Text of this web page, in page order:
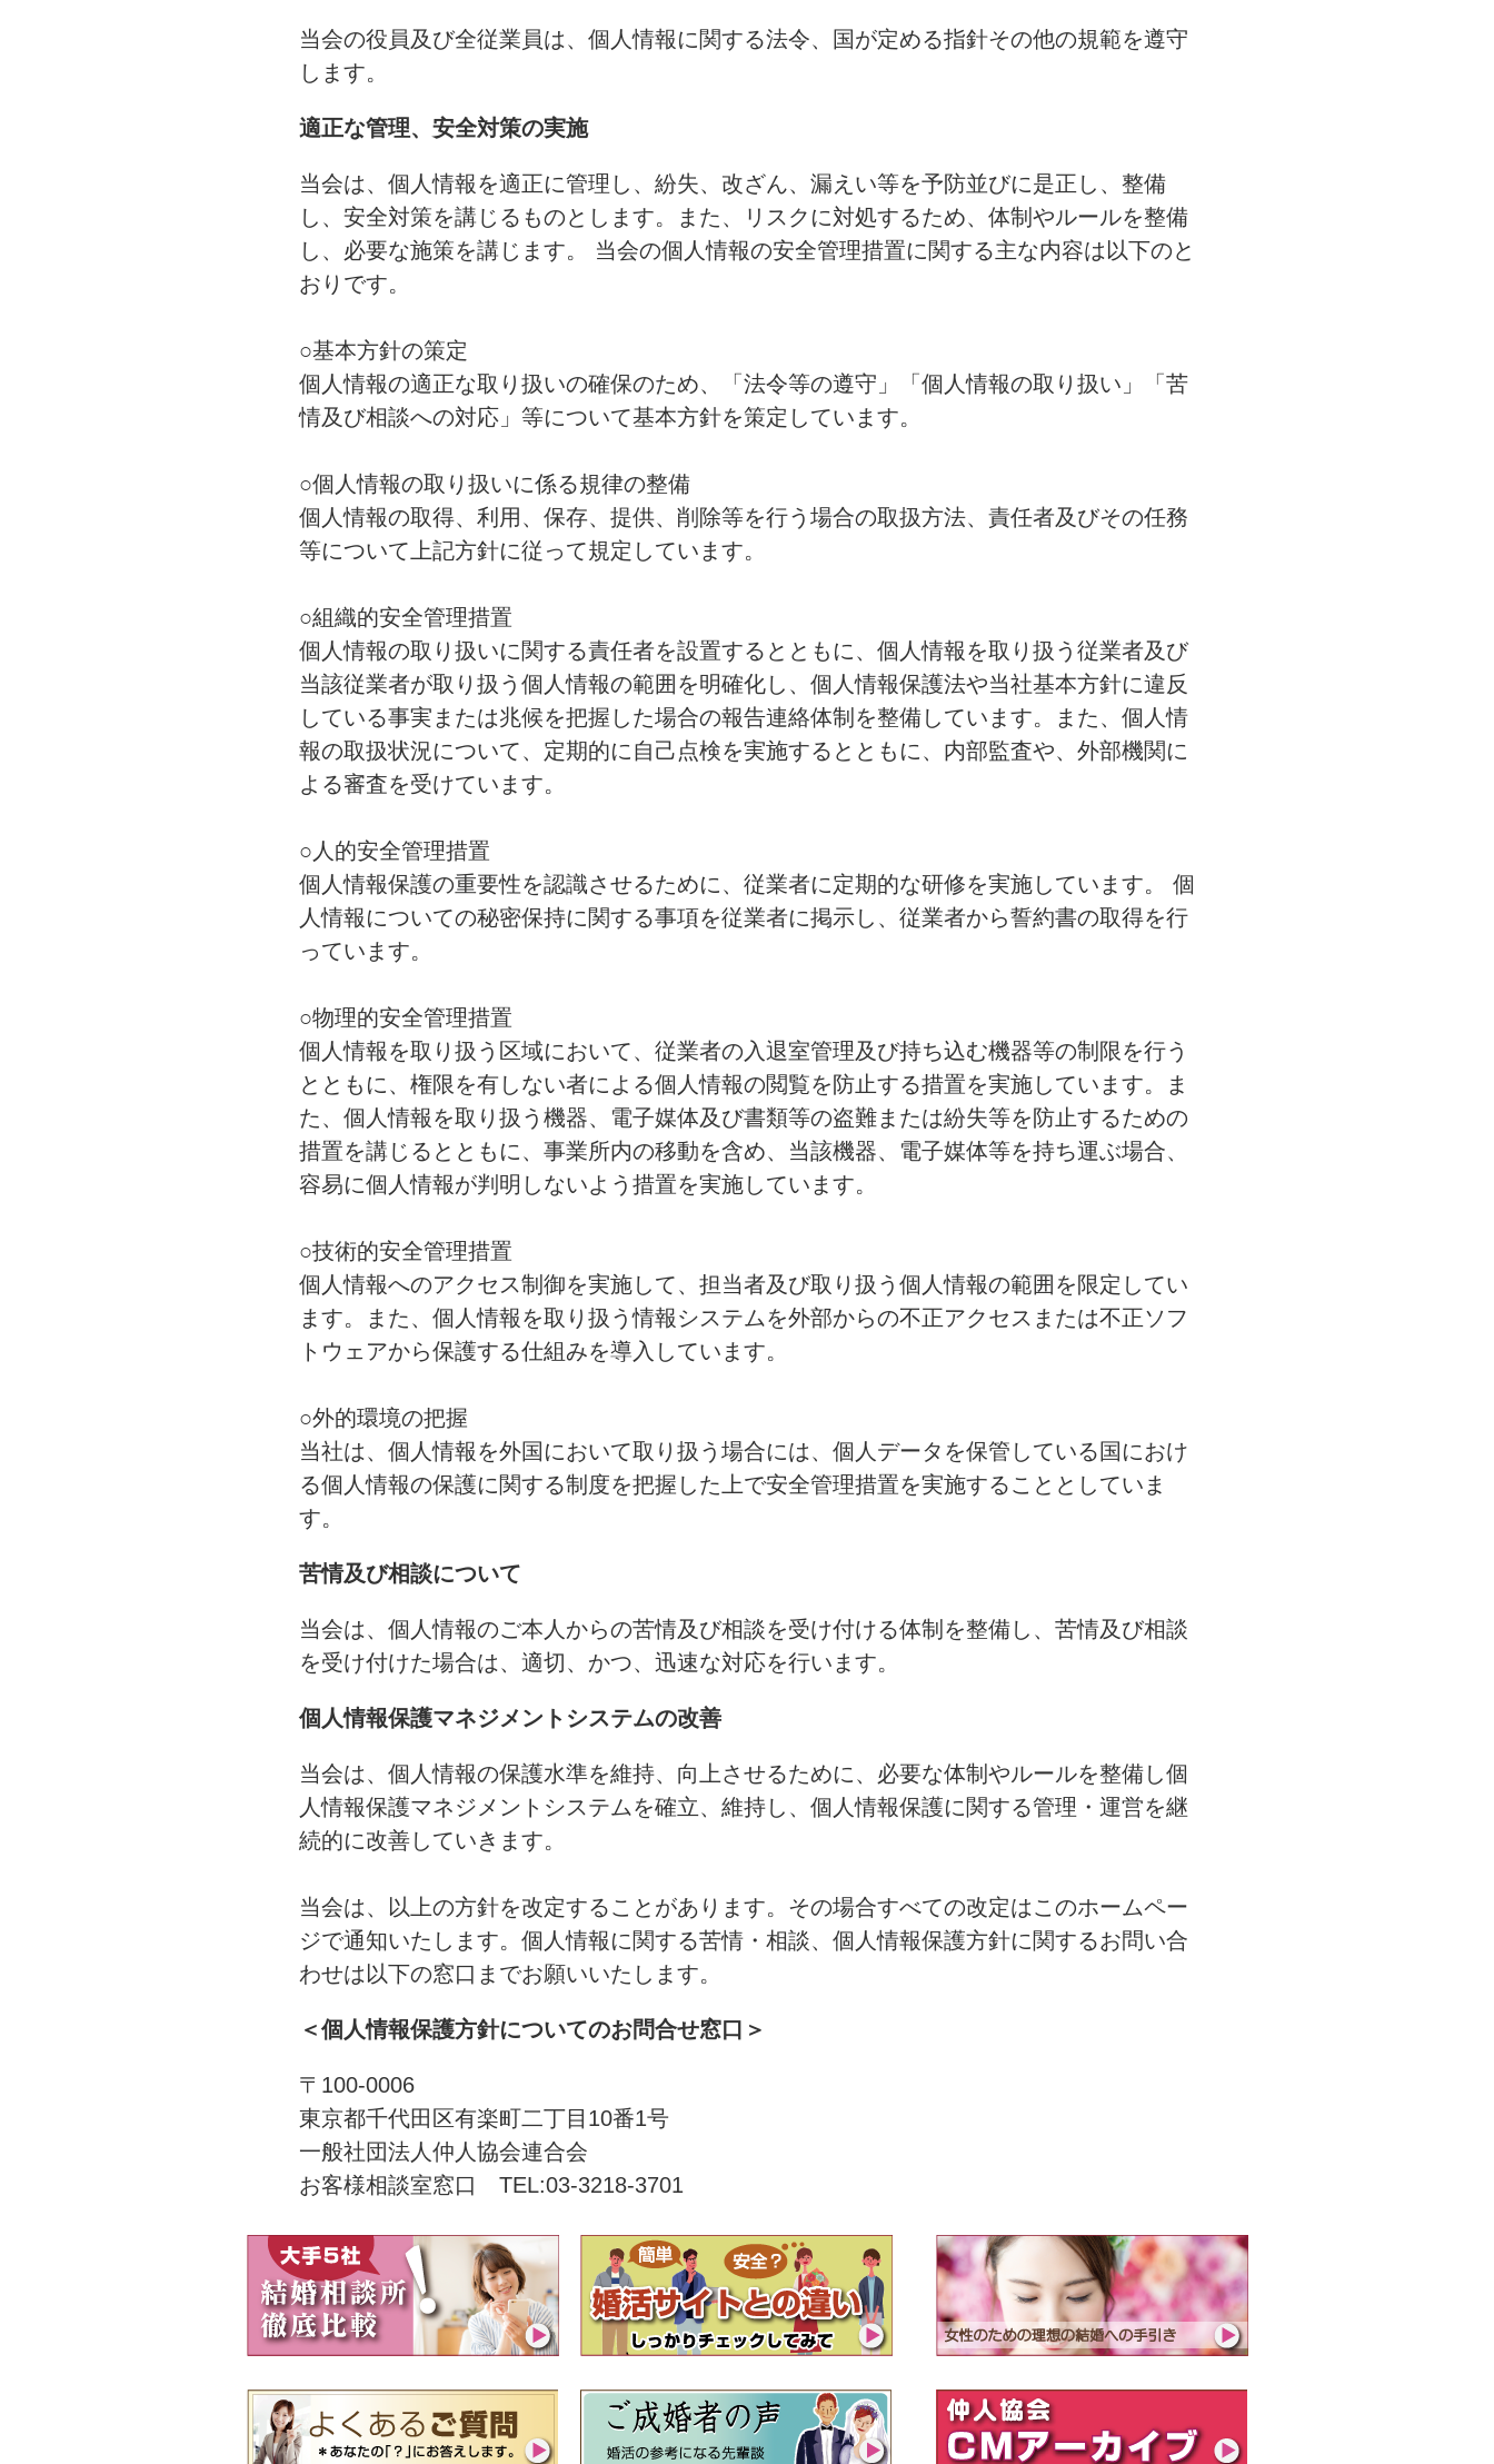
当会の役員及び全従業員は、個人情報に関する法令、国が定める指針その他の規範を遵守
します。
適正な管理、安全対策の実施
当会は、個人情報を適正に管理し、紛失、改ざん、漏えい等を予防並びに是正し、整備
し、安全対策を講じるものとします。また、リスクに対処するため、体制やルールを整備
し、必要な施策を講じます。 当会の個人情報の安全管理措置に関する主な内容は以下のと
おりです。
○基本方針の策定
個人情報の適正な取り扱いの確保のため、「法令等の遵守」「個人情報の取り扱い」「苦
情及び相談への対応」等について基本方針を策定しています。
○個人情報の取り扱いに係る規律の整備
個人情報の取得、利用、保存、提供、削除等を行う場合の取扱方法、責任者及びその任務
等について上記方針に従って規定しています。
○組織的安全管理措置
個人情報の取り扱いに関する責任者を設置するとともに、個人情報を取り扱う従業者及び
当該従業者が取り扱う個人情報の範囲を明確化し、個人情報保護法や当社基本方針に違反
している事実または兆候を把握した場合の報告連絡体制を整備しています。また、個人情
報の取扱状況について、定期的に自己点検を実施するとともに、内部監査や、外部機関に
よる審査を受けています。
○人的安全管理措置
個人情報保護の重要性を認識させるために、従業者に定期的な研修を実施しています。 個
人情報についての秘密保持に関する事項を従業者に掲示し、従業者から誓約書の取得を行
っています。
○物理的安全管理措置
個人情報を取り扱う区域において、従業者の入退室管理及び持ち込む機器等の制限を行う
とともに、権限を有しない者による個人情報の閲覧を防止する措置を実施しています。ま
た、個人情報を取り扱う機器、電子媒体及び書類等の盗難または紛失等を防止するための
措置を講じるとともに、事業所内の移動を含め、当該機器、電子媒体等を持ち運ぶ場合、
容易に個人情報が判明しないよう措置を実施しています。
○技術的安全管理措置
個人情報へのアクセス制御を実施して、担当者及び取り扱う個人情報の範囲を限定してい
ます。また、個人情報を取り扱う情報システムを外部からの不正アクセスまたは不正ソフ
トウェアから保護する仕組みを導入しています。
○外的環境の把握
当社は、個人情報を外国において取り扱う場合には、個人データを保管している国におけ
る個人情報の保護に関する制度を把握した上で安全管理措置を実施することとしていま
す。
苦情及び相談について
当会は、個人情報のご本人からの苦情及び相談を受け付ける体制を整備し、苦情及び相談
を受け付けた場合は、適切、かつ、迅速な対応を行います。
個人情報保護マネジメントシステムの改善
当会は、個人情報の保護水準を維持、向上させるために、必要な体制やルールを整備し個
人情報保護マネジメントシステムを確立、維持し、個人情報保護に関する管理・運営を継
続的に改善していきます。
当会は、以上の方針を改定することがあります。その場合すべての改定はこのホームペー
ジで通知いたします。個人情報に関する苦情・相談、個人情報保護方針に関するお問い合
わせは以下の窓口までお願いいたします。
＜個人情報保護方針についてのお問合せ窓口＞
〒100-0006
東京都千代田区有楽町二丁目10番1号
一般社団法人仲人協会連合会
お客様相談室窓口 TEL:03-3218-3701